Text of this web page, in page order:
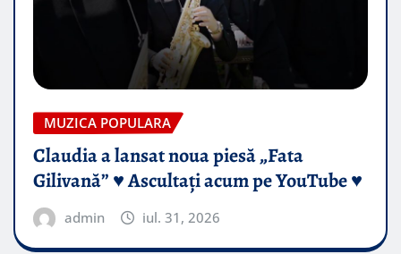
MUZICA POPULARA
Claudia a lansat noua piesă „Fata
Gilivană” ♥️ Ascultați acum pe YouTube ♥️
admin iul. 31, 2026